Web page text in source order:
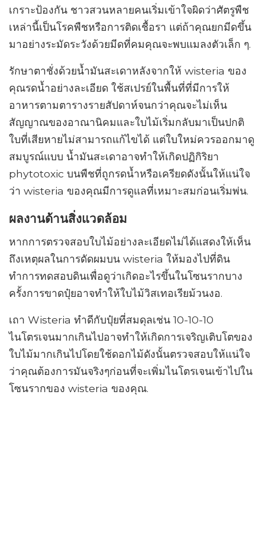
เกราะป้องกัน ชาวสวนหลายคนเริ่มเข้าใจผิดว่าศัตรูพืช
เหล่านี้เป็นโรคพืชหรือการติดเชื้อรา แต่ถ้าคุณยกมีดขึ้น
มาอย่างระมัดระวังด้วยมีดที่คมคุณจะพบแมลงตัวเล็ก ๆ.
รักษาตาชั่งด้วยน้ำมันสะเดาหลังจากให้ wisteria ของ
คุณรดน้ำอย่างละเอียด ใช้สเปรย์ในพื้นที่ที่มีการให้
อาหารตามตารางรายสัปดาห์จนกว่าคุณจะไม่เห็น
สัญญาณของอาณานิคมและใบไม้เริ่มกลับมาเป็นปกติ
ใบที่เสียหายไม่สามารถแก้ไขได้ แต่ใบใหม่ควรออกมาดู
สมบูรณ์แบบ น้ำมันสะเดาอาจทำให้เกิดปฏิกิริยา
phytotoxic บนพืชที่ถูกรดน้ำหรือเครียดดังนั้นให้แน่ใจ
ว่า wisteria ของคุณมีการดูแลที่เหมาะสมก่อนเริ่มพ่น.
ผลงานด้านสิ่งแวดล้อม
หากการตรวจสอบใบไม้อย่างละเอียดไม่ได้แสดงให้เห็น
ถึงเหตุผลในการดัดผมบน wisteria ให้มองไปที่ดิน
ทำการทดสอบดินเพื่อดูว่าเกิดอะไรขึ้นในโซนรากบาง
ครั้งการขาดปุ๋ยอาจทำให้ใบไม้วิสเทอเรียม้วนงอ.
เถา Wisteria ทำดีกับปุ๋ยที่สมดุลเช่น 10-10-10
ไนโตรเจนมากเกินไปอาจทำให้เกิดการเจริญเติบโตของ
ใบไม้มากเกินไปโดยใช้ดอกไม้ดังนั้นตรวจสอบให้แน่ใจ
ว่าคุณต้องการมันจริงๆก่อนที่จะเพิ่มไนโตรเจนเข้าไปใน
โซนรากของ wisteria ของคุณ.